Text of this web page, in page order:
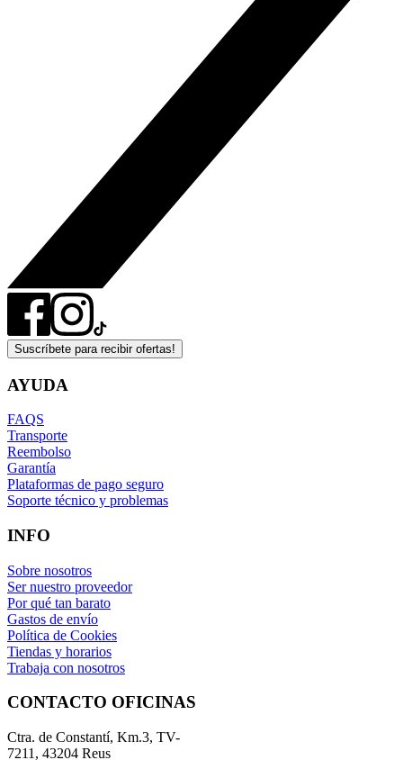
Suscríbete para recibir ofertas!
AYUDA
FAQS
Transporte
Reembolso
Garantía
Plataformas de pago seguro
Soporte técnico y problemas
INFO
Sobre nosotros
Ser nuestro proveedor
Por qué tan barato
Gastos de envío
Política de Cookies
Tiendas y horarios
Trabaja con nosotros
CONTACTO OFICINAS
Ctra. de Constantí, Km.3, TV-
7211, 43204 Reus